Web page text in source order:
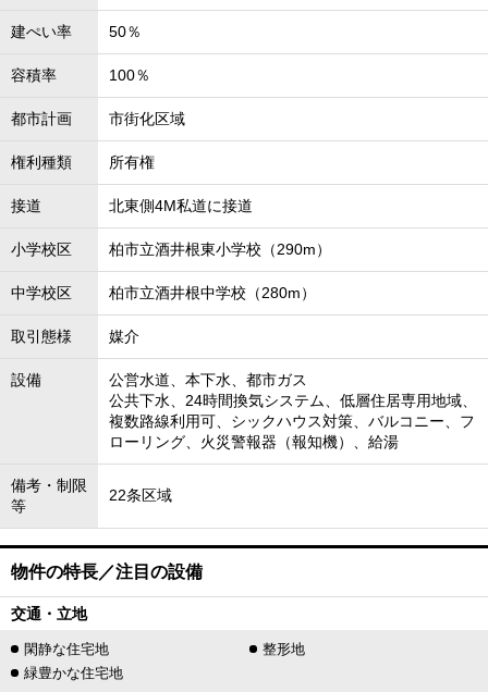
建ぺい率 50％
容積率 100％
都市計画 市街化区域
権利種類 所有権
接道 北東側4M私道に接道
小学校区 柏市立酒井根東小学校（290m）
中学校区 柏市立酒井根中学校（280m）
取引態様 媒介
設備
公営水道、本下水、都市ガス
公共下水、24時間換気システム、低層住居専用地域、
複数路線利用可、シックハウス対策、バルコニー、フ
ローリング、火災警報器（報知機）、給湯
備考・制限
等
22条区域
物件の特長／注目の設備
交通・立地
閑静な住宅地
整形地
緑豊かな住宅地